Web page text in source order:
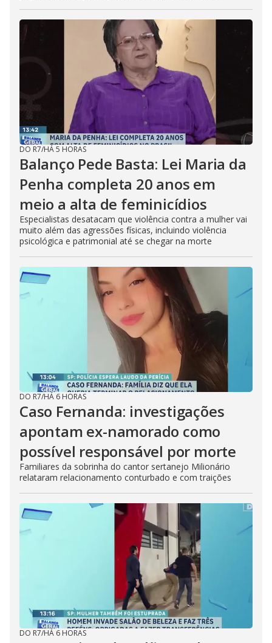
DO R7/HÁ 5 HORAS
Balanço Pede Basta: Lei Maria da
Penha completa 20 anos em
meio a alta de feminicídios
Especialistas desatacam que violência contra a mulher vai
muito além das agressões físicas, incluindo violência
psicológica e patrimonial até se chegar na morte
DO R7/HÁ 6 HORAS
Caso Fernanda: investigações
apontam ex-namorado como
possível responsável por morte
Familiares da sobrinha do cantor sertanejo Milionário
relataram relacionamento conturbado e com traições
DO R7/HÁ 6 HORAS